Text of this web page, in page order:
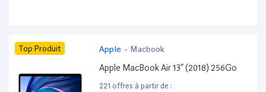
Top Produit Apple - Macbook
Apple MacBook Air 13” (2018) 256Go
221 offres à partir de :